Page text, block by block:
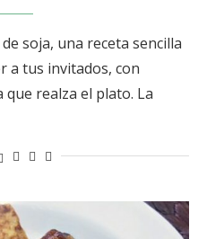
soja, una receta sencilla
a tus invitados, con
realza el plato. La